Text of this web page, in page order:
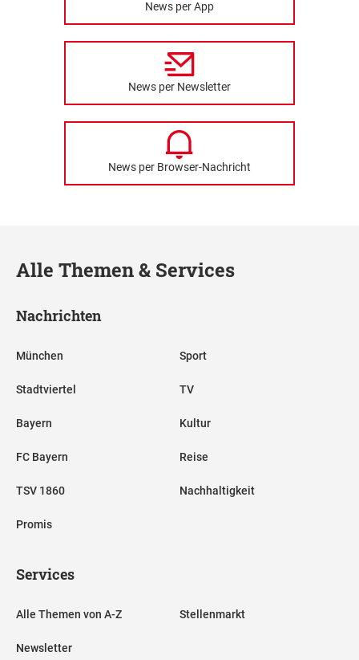
News per App
News per Newsletter
News per Browser-Nachricht
Alle Themen & Services
Nachrichten
München
Stadtviertel
Bayern
FC Bayern
TSV 1860
Promis
Sport
TV
Kultur
Reise
Nachhaltigkeit
Services
Alle Themen von A-Z
Newsletter
Stellenmarkt